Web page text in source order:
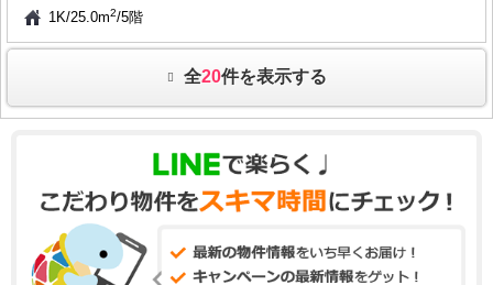
1K/25.0m2/5階
全20件を表示する